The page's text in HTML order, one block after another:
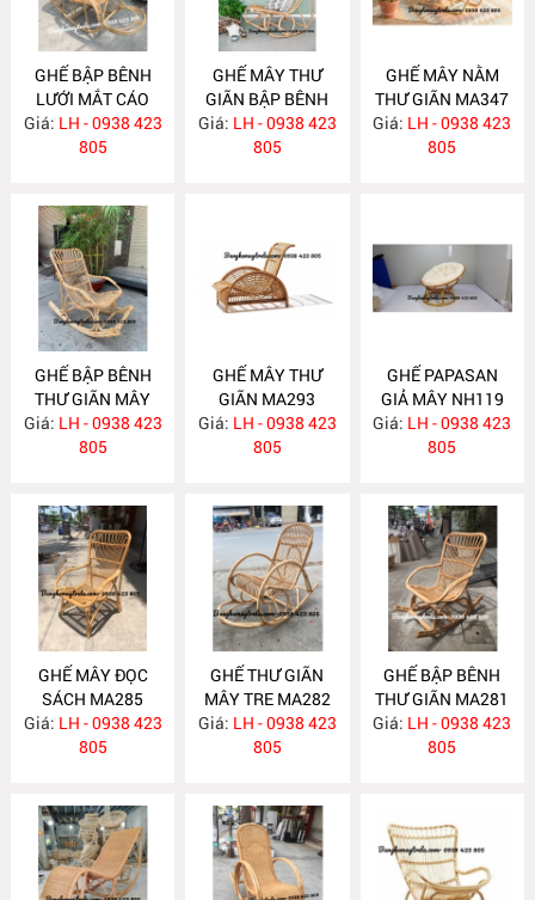
GHẾ BẬP BÊNH
LƯỚI MẮT CÁO
MA363
Giá: LH - 0938 423
805
GHẾ MÂY THƯ
GIÃN BẬP BÊNH
MA348
Giá: LH - 0938 423
805
GHẾ MÂY NẰM
THƯ GIÃN MA347
Giá: LH - 0938 423
805
GHẾ BẬP BÊNH
THƯ GIÃN MÂY
TRE MA339
Giá: LH - 0938 423
805
GHẾ MÂY THƯ
GIÃN MA293
Giá: LH - 0938 423
805
GHẾ PAPASAN
GIẢ MÂY NH119
Giá: LH - 0938 423
805
GHẾ MÂY ĐỌC
SÁCH MA285
Giá: LH - 0938 423
805
GHẾ THƯ GIÃN
MÂY TRE MA282
Giá: LH - 0938 423
805
GHẾ BẬP BÊNH
THƯ GIÃN MA281
Giá: LH - 0938 423
805